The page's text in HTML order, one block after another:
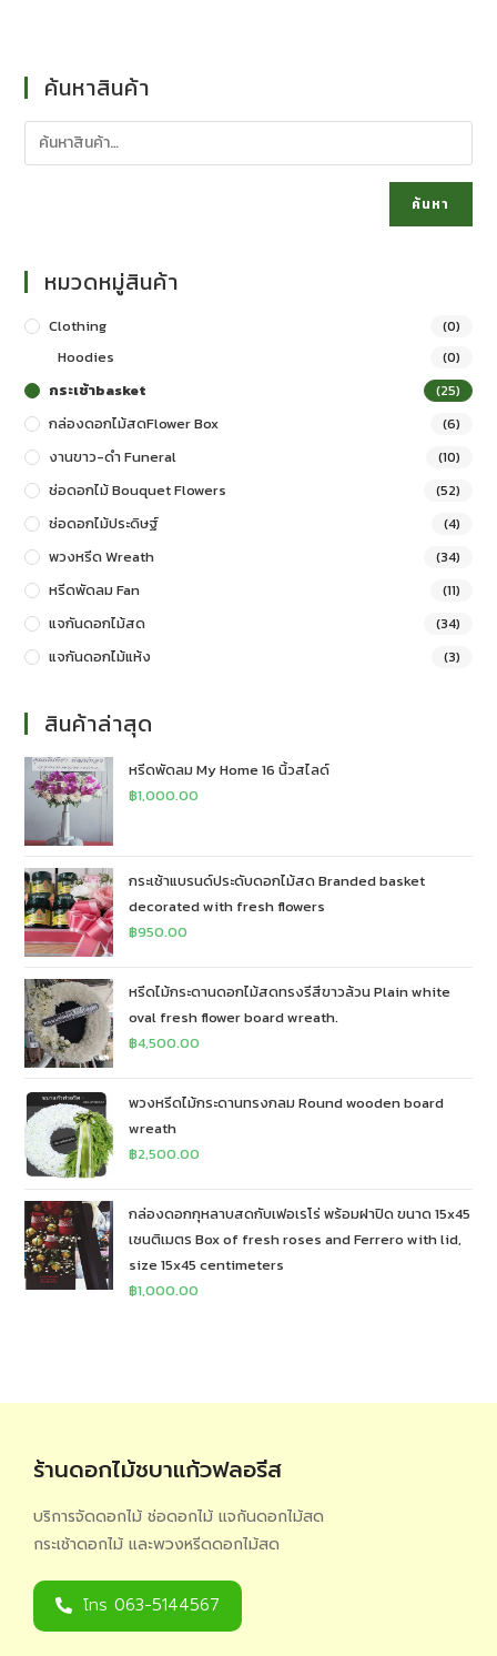
ค้นหาสินค้า
ค้นหา
หมวดหมู่สินค้า
Clothing (0)
Hoodies (0)
กระเช้าbasket (25)
กล่องดอกไม้สดFlower Box (6)
งานขาว-ดำ Funeral (10)
ช่อดอกไม้ Bouquet Flowers (52)
ช่อดอกไม้ประดิษฐ์ (4)
พวงหรีด Wreath (34)
หรีดพัดลม Fan (11)
แจกันดอกไม้สด (34)
แจกันดอกไม้แห้ง (3)
สินค้าล่าสุด
หรีดพัดลม My Home 16 นิ้วสไลด์
฿1,000.00
กระเช้าแบรนด์ประดับดอกไม้สด Branded basket
decorated with fresh flowers
฿950.00
หรีดไม้กระดานดอกไม้สดทรงรีสีขาวล้วน Plain white
oval fresh flower board wreath.
฿4,500.00
พวงหรีดไม้กระดานทรงกลม Round wooden board
wreath
฿2,500.00
กล่องดอกกุหลาบสดกับเฟอเรโร่ พร้อมฝาปิด ขนาด 15x45
เซนติเมตร Box of fresh roses and Ferrero with lid,
size 15x45 centimeters
฿1,000.00
ร้านดอกไม้ชบาแก้วฟลอรีส
บริการจัดดอกไม้ ช่อดอกไม้ แจกันดอกไม้สด
กระเช้าดอกไม้ และพวงหรีดดอกไม้สด
โทร 063-5144567